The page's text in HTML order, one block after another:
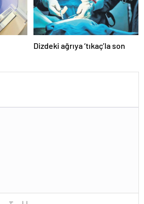
Dizdeki ağrıya ‘tıkaç’la son